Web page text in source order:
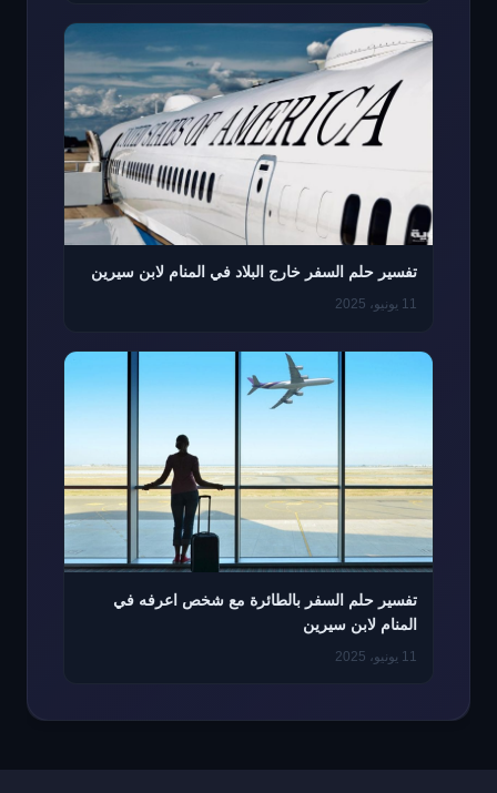
تفسير حلم السفر خارج البلاد في المنام لابن سيرين
11 يونيو، 2025
تفسير حلم السفر بالطائرة مع شخص اعرفه في
المنام لابن سيرين
11 يونيو، 2025